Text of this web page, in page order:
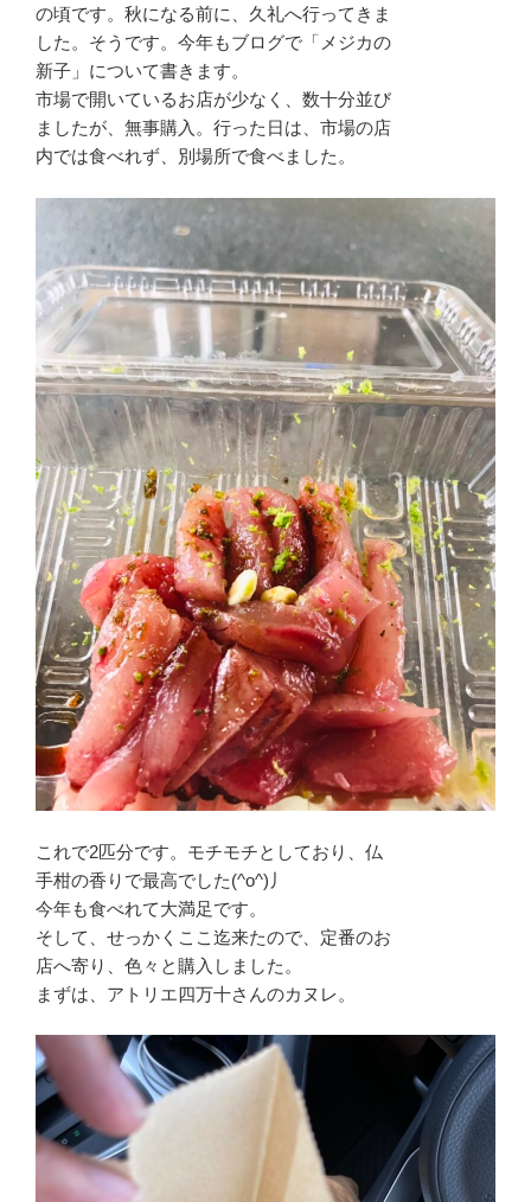
の頃です。秋になる前に、久礼へ行ってきま
した。そうです。今年もブログで「メジカの
新子」について書きます。
市場で開いているお店が少なく、数十分並び
ましたが、無事購入。行った日は、市場の店
内では食べれず、別場所で食べました。
これで2匹分です。モチモチとしており、仏
手柑の香りで最高でした(^o^)丿
今年も食べれて大満足です。
そして、せっかくここ迄来たので、定番のお
店へ寄り、色々と購入しました。
まずは、アトリエ四万十さんのカヌレ。